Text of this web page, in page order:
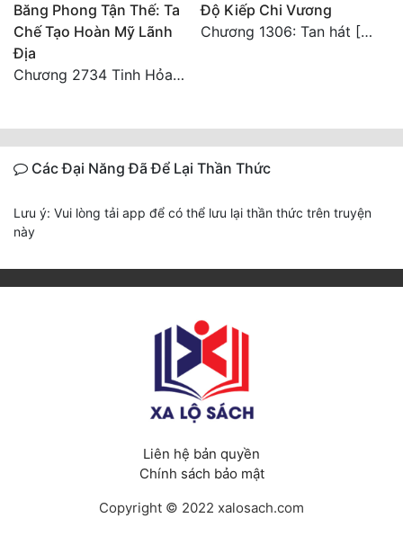
Băng Phong Tận Thế: Ta
Chế Tạo Hoàn Mỹ Lãnh
Địa
Chương 2734 Tinh Hỏa (Đại kết cục) (2)
Độ Kiếp Chi Vương
Chương 1306: Tan hát [Đại Kết Cục]
Các Đại Năng Đã Để Lại Thần Thức
Lưu ý: Vui lòng tải app để có thể lưu lại thần thức trên truyện
này
Liên hệ bản quyền
Chính sách bảo mật
Copyright © 2022 xalosach.com